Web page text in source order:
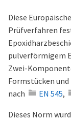
Diese
Prüfverfahren
pulverförmigem
Zwei-
Formstücken
nach
EN 545,
Dieses Norm